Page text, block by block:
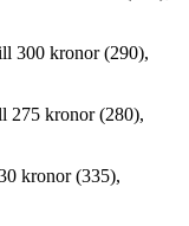
300 kronor (290),
275 kronor (280),
kronor (335),